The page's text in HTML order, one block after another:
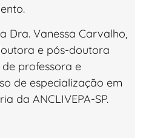
Dra. Vanessa Carvalho,
e pós-doutora
de professora e
de especialização em
da ANCLIVEPA-SP.